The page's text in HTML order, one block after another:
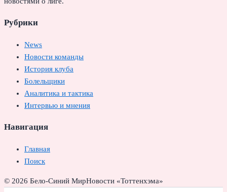
Рубрики
News
Новости команды
История клуба
Болельщики
Аналитика и тактика
Интервью и мнения
Навигация
Главная
Поиск
© 2026 Бело-Синий МирНовости «Тоттенхэма»